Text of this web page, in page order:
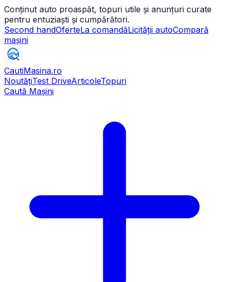
Conținut auto proaspăt, topuri utile și anunțuri curate
pentru entuziaști și cumpărători.
Second handOferteLa comandăLicității autoCompară
mașini
CautiMasina.ro
NoutățiTest DriveArticoleTopuri
Caută Mașini